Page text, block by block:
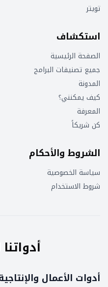
تويتر
استكشاف
الصفحة الرئيسية
جميع تصنيفات البرامج
المدونة
كيف يمكنني؟
المعرفة
كن شريكاً
الشروط والأحكام
سياسة الخصوصية
شروط الاستخدام
أدوات الأعمال